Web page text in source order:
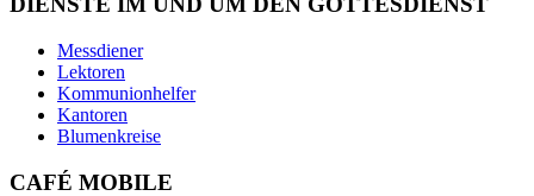
Messdiener
Lektoren
Kommunionhelfer
Kantoren
Blumenkreise
CAFÉ MOBILE